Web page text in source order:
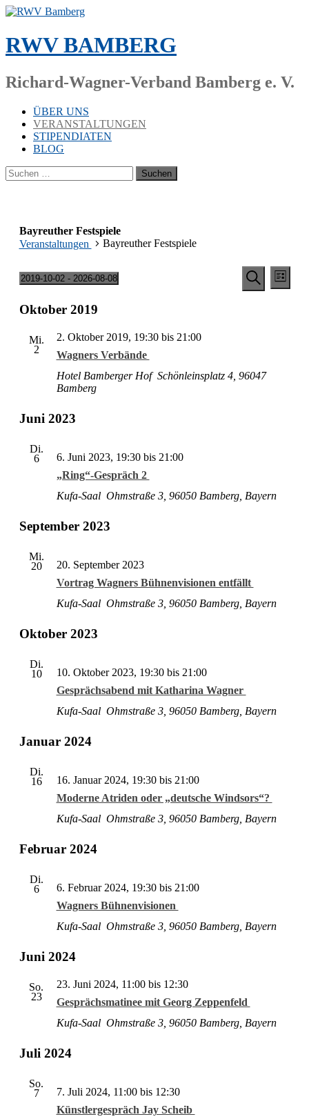
Zum
springen
RWV BAMBERG
Richard-Wagner-Verband Bamberg e. V.
ÜBER UNS
VERANSTALTUNGEN
STIPENDIATEN
BLOG
Suchen
nach:
Bayreuther Festspiele
Veranstaltungen
Bay­reu­ther Festspiele
Veranstaltungen
Suche
Suche
Liste
2019-10-02 - 2026-08-08
tum
wählen.
Oktober 2019
Mi.
2
Wagners Verbände
2. Ok­to­ber 2019, 19:30bis 21:00
Ho­tel Bam­ber­ger Hof Schön­leins­platz 4, 96047
Bamberg
Juni 2023
Di.
6
„Ring“-Gespräch 2
6. Juni 2023, 19:30bis 21:00
Kufa-Saal Ohm­stra­ße 3, 96050 Bam­berg, Bayern
September 2023
Mi.
20
Vortrag Wagners Bühnenvisionen entfällt
20. Sep­tem­ber 2023
Kufa-Saal Ohm­stra­ße 3, 96050 Bam­berg, Bayern
Oktober 2023
Di.
10
Gesprächsabend mit Katharina Wagner
10. Ok­to­ber 2023, 19:30bis 21:00
Kufa-Saal Ohm­stra­ße 3, 96050 Bam­berg, Bayern
Januar 2024
Di.
16
Moderne Atriden oder „deutsche Windsors“?
16. Ja­nu­ar 2024, 19:30bis 21:00
Kufa-Saal Ohm­stra­ße 3, 96050 Bam­berg, Bayern
Februar 2024
Di.
6
Wagners Bühnenvisionen
6. Fe­bru­ar 2024, 19:30bis 21:00
Kufa-Saal Ohm­stra­ße 3, 96050 Bam­berg, Bayern
Juni 2024
So.
23
Gesprächsmatinee mit Georg Zeppenfeld
23. Juni 2024, 11:00bis 12:30
Kufa-Saal Ohm­stra­ße 3, 96050 Bam­berg, Bayern
Juli 2024
So.
7
Künstlergespräch Jay Scheib
7. Juli 2024, 11:00bis 12:30